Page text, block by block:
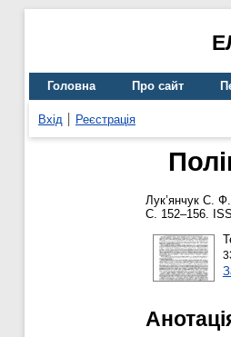
Головна Про сайт
Вхід Реєстрація
Лук’янчук С. Ф.
С. 152–156.